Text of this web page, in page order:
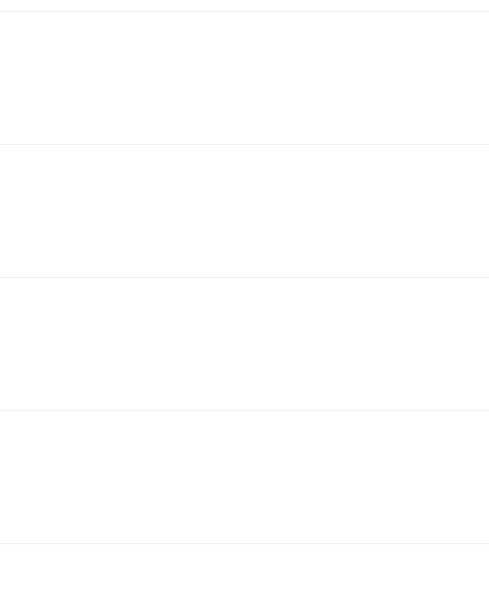
跳ね上げ式アームレスト 3Dヘッドレスト ハンガー付き 高反発クッ
ー付き コンパクト 幅52×奥行58.5×高さ84～96cm テレワーク 在宅